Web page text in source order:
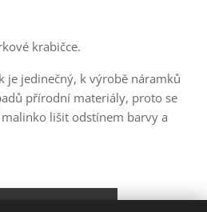
krabičce.
je jedinečný, k výrobě náramků
přírodní materiály, proto se
lišit odstínem barvy a